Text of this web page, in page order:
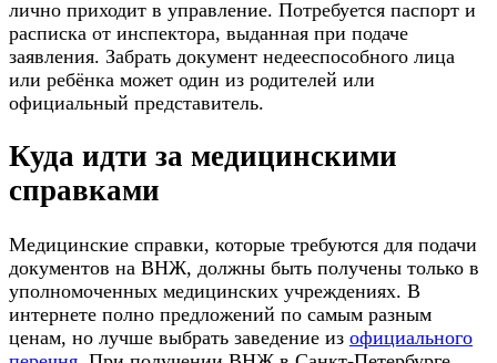
лично приходит в управление. Потребуется паспорт и
расписка от инспектора, выданная при подаче
заявления. Забрать документ недееспособного лица
или ребёнка может один из родителей или
официальный представитель.
Куда идти за медицинскими
справками
Медицинские справки, которые требуются для подачи
документов на ВНЖ, должны быть получены только в
уполномоченных медицинских учреждениях. В
интернете полно предложений по самым разным
ценам, но лучше выбрать заведение из официального